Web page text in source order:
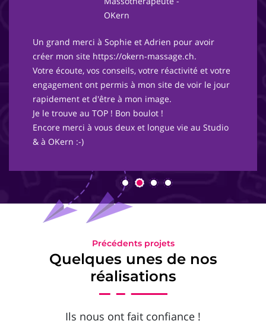
OKern
Un grand merci à Sophie et Adrien pour avoir
créer mon site https://okern-massage.ch.
Votre écoute, vos conseils, votre réactivité et votre
engagement ont permis à mon site de voir le jour
rapidement et d'être à mon image.
Je le trouve au TOP ! Bon boulot !
Encore merci à vous deux et longue vie au Studio
& à OKern :-)
Précédents projets
Quelques unes de nos
réalisations
Ils nous ont fait confiance !